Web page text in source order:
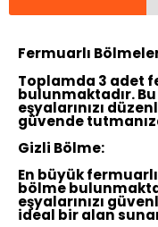
Fermuarlı
Toplamda 3 adet
bulunmaktadır.
eşyalarınızı
güvende
Gizli Bölme:
En büyük
bölme
eşyalarınızı
ideal bir alan